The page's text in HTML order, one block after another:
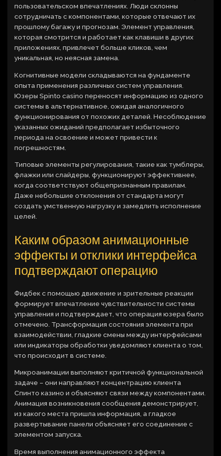
пользовательском впечатлениях. Люди склонны
сотрудничать с компонентами, которые отвечают их
прошлому багажу и прогнозам. Элемент управления,
которая смотрится и работает как клавиши в других
приложениях, привлечет больше кликов, чем
уникальная, но неясная замена.
Когнитивные модели складываются на фундаменте
опыта применения различных систем управления.
Юзеры Spinto casino переносят информацию из одного
системы в альтернативное, ожидая аналогичного
функционирования от похожих деталей. Несоблюдение
указанных ожиданий предполагает избыточного
периода на освоение и может привести к
погрешностям.
Типовые элементы регулирования, такие как тумблеры,
флажки или слайдеры, функционируют эффективнее,
когда соответствуют общепризнанным правилам.
Даже небольшие отклонения от стандарта могут
создать умственную нагрузку и замедлить исполнение
целей.
Каким образом анимационные
эффекты и отклики интерфейса
подтверждают операцию
Фидбек с помощью движение и зрительные реакции
формирует впечатление чувствительности системы
управления и подтверждает, что операция юзера было
отмечено. Трансформация состояния элемента при
взаимодействии, гладкие смены между интерфейсами
или индикаторы обработки уведомляют клиента о том,
что происходит в системе.
Микроанимации выполняют критичной функциональной
задаче – они направляют концентрацию клиента
Спинто казино и объясняют связи между компонентами.
Анимация возникновения сообщения демонстрирует,
из какого места пришла информация, а гладкое
развертывание панели объясняет его соединение с
элементом запуска.
Время выполнения анимационного эффекта